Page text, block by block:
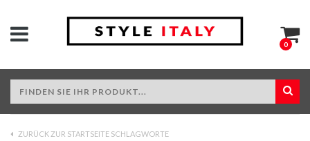
0
ZURÜCK ZUR STARTSEITE SCHLAGWORTE